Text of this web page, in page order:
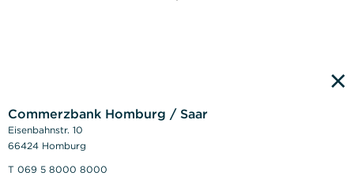
×
Commerzbank Homburg / Saar
Eisenbahnstr. 10
66424 Homburg
T 069 5 8000 8000